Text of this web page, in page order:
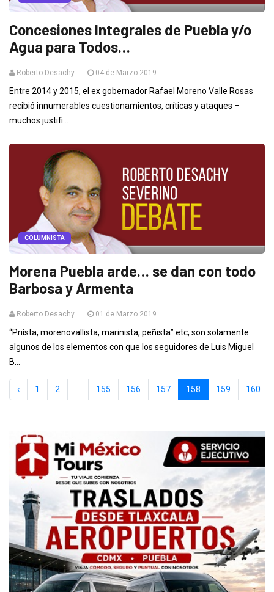
Concesiones Integrales de Puebla y/o
Agua para Todos…
Roberto Desachy 04 de Marzo 2019
Entre 2014 y 2015, el ex gobernador Rafael Moreno Valle Rosas
recibió innumerables cuestionamientos, críticas y ataques –
muchos justifi...
COLUMNISTA
Morena Puebla arde… se dan con todo
Barbosa y Armenta
Roberto Desachy 01 de Marzo 2019
“Priísta, morenovallista, marinista, peñista” etc, son solamente
algunos de los elementos con que los seguidores de Luis Miguel
B...
‹ 1 2 155 156 157 158 159 160